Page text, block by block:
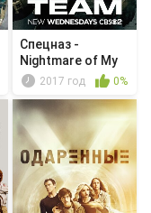
Спецназ -
Nightmare of My
Choice2017 год 0%